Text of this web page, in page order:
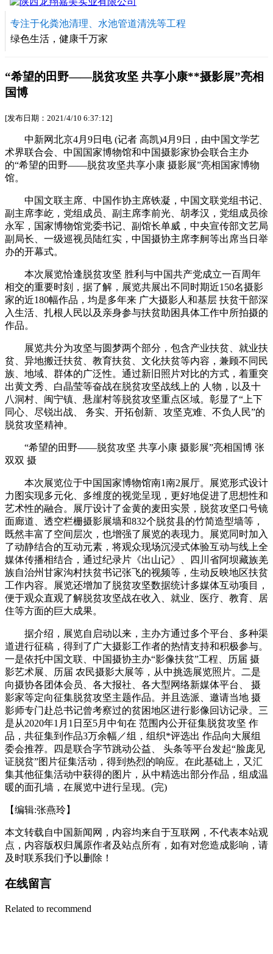
专注于化粪池清理、水池管道清洗等工程
绿色生活，健康千万家
“希望的田野——脱贫攻坚 共享小康**摄影展”亮相
国博
[发布日期：2021/4/10 6:37:12]
中新网北京4月9日电 (记者 高凯)4月9日，由中国文学艺
术界联合会、中国国家博物馆和中国摄影家协会联合主办
的“希望的田野——脱贫攻坚共享小康 摄影展”亮相国家博物
馆。
中国文联主席、中国作协主席铁凝，中国文联党组书记、
副主席李屹，党组成员、副主席李前光、胡孝汉，党组成员徐
永军，国家博物馆党委书记、副馆长单威，中央宣传部文艺局
副局长、一级巡视员陆红实，中国摄协主席李舸等出席当日举
办的开幕式。
本次展览恰逢脱贫攻坚 胜利与中国共产党成立一百周年
相交的重要时刻，据了解，展览共展出不同时期近150名摄影
家的近180幅作品，均是多年来 广大摄影人和基层 扶贫干部深
入生活、扎根人民以及亲身参与扶贫助困具体工作中所拍摄的
作品。
展览共分为攻坚与圆梦两个部分，包含产业扶贫、就业扶
贫、异地搬迁扶贫、教育扶贫、文化扶贫等内容，兼顾不同民
族、地域、群体的广泛性。通过新旧照片对比的方式，着重突
出黄文秀、白晶莹等奋战在脱贫攻坚战线上的 人物，以及十
八洞村、闽宁镇、悬崖村等脱贫攻坚重点区域。彰显了“上下
同心、尽锐出战、 务实、开拓创新、攻坚克难、不负人民”的
脱贫攻坚精神。
“希望的田野——脱贫攻坚 共享小康 摄影展”亮相国博 张
双双 摄
本次展览位于中国国家博物馆南1南2展厅。展览形式设计
力图实现多元化、多维度的视觉呈现，更好地促进了思想性和
艺术性的融合。展厅设计了金黄的麦田实景，脱贫攻坚口号镜
面廊道、透空栏栅摄影展墙和832个脱贫县的竹简造型墙等，
既然丰富了空间层次，也增强了展览的表现力。展览同时加入
了动静结合的互动元素，将观众现场沉浸式体验互动与线上全
媒体传播相结合，通过纪录片《出山记》、四川省阿坝藏族羌
族自治州甘家沟村扶贫书记张飞的视频等，生动反映地区扶贫
工作内容。展览还增加了脱贫攻坚数据统计多媒体互动项目，
便于观众直观了解脱贫攻坚战在收入、就业、医疗、教育、居
住等方面的巨大成果。
据介绍，展览自启动以来，主办方通过多个平台、多种渠
道进行征稿，得到了广大摄影工作者的热情支持和积极参与。
一是依托中国文联、中国摄协主办“影像扶贫”工程、历届 摄
影艺术展、历届 农民摄影大展等，从中挑选展览照片。二是
向摄协各团体会员、各大报社、各大型网络新媒体平台、 摄
影家等定向征集脱贫攻坚主题作品。并且选派、邀请当地 摄
影师专门赴总书记曾考察过的贫困地区进行影像回访记录。三
是从2020年1月1日至5月中旬在 范围内公开征集脱贫攻坚 作
品，共征集到作品3万余幅／组，组织*评选出 作品向大展组
委会推荐。四是联合字节跳动公益、 头条等平台发起“脸庞见
证脱贫”图片征集活动，得到热烈的响应。在此基础上，又汇
集其他征集活动中获得的图片，从中精选出部分作品，组成温
暖的面孔墙，在展览中进行呈现。(完)
【编辑:张燕玲】
本文转载自中国新闻网，内容均来自于互联网，不代表本站观
点，内容版权归属原作者及站点所有，如有对您造成影响，请
及时联系我们予以删除！
在线留言
Related to recommend